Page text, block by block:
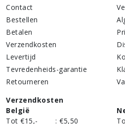
Contact
Bestellen
Betalen
Verzendkosten
Levertijd
Tevredenheids-garantie
Retourneren
Verzendkosten
België
Tot €15,-
: €5,50